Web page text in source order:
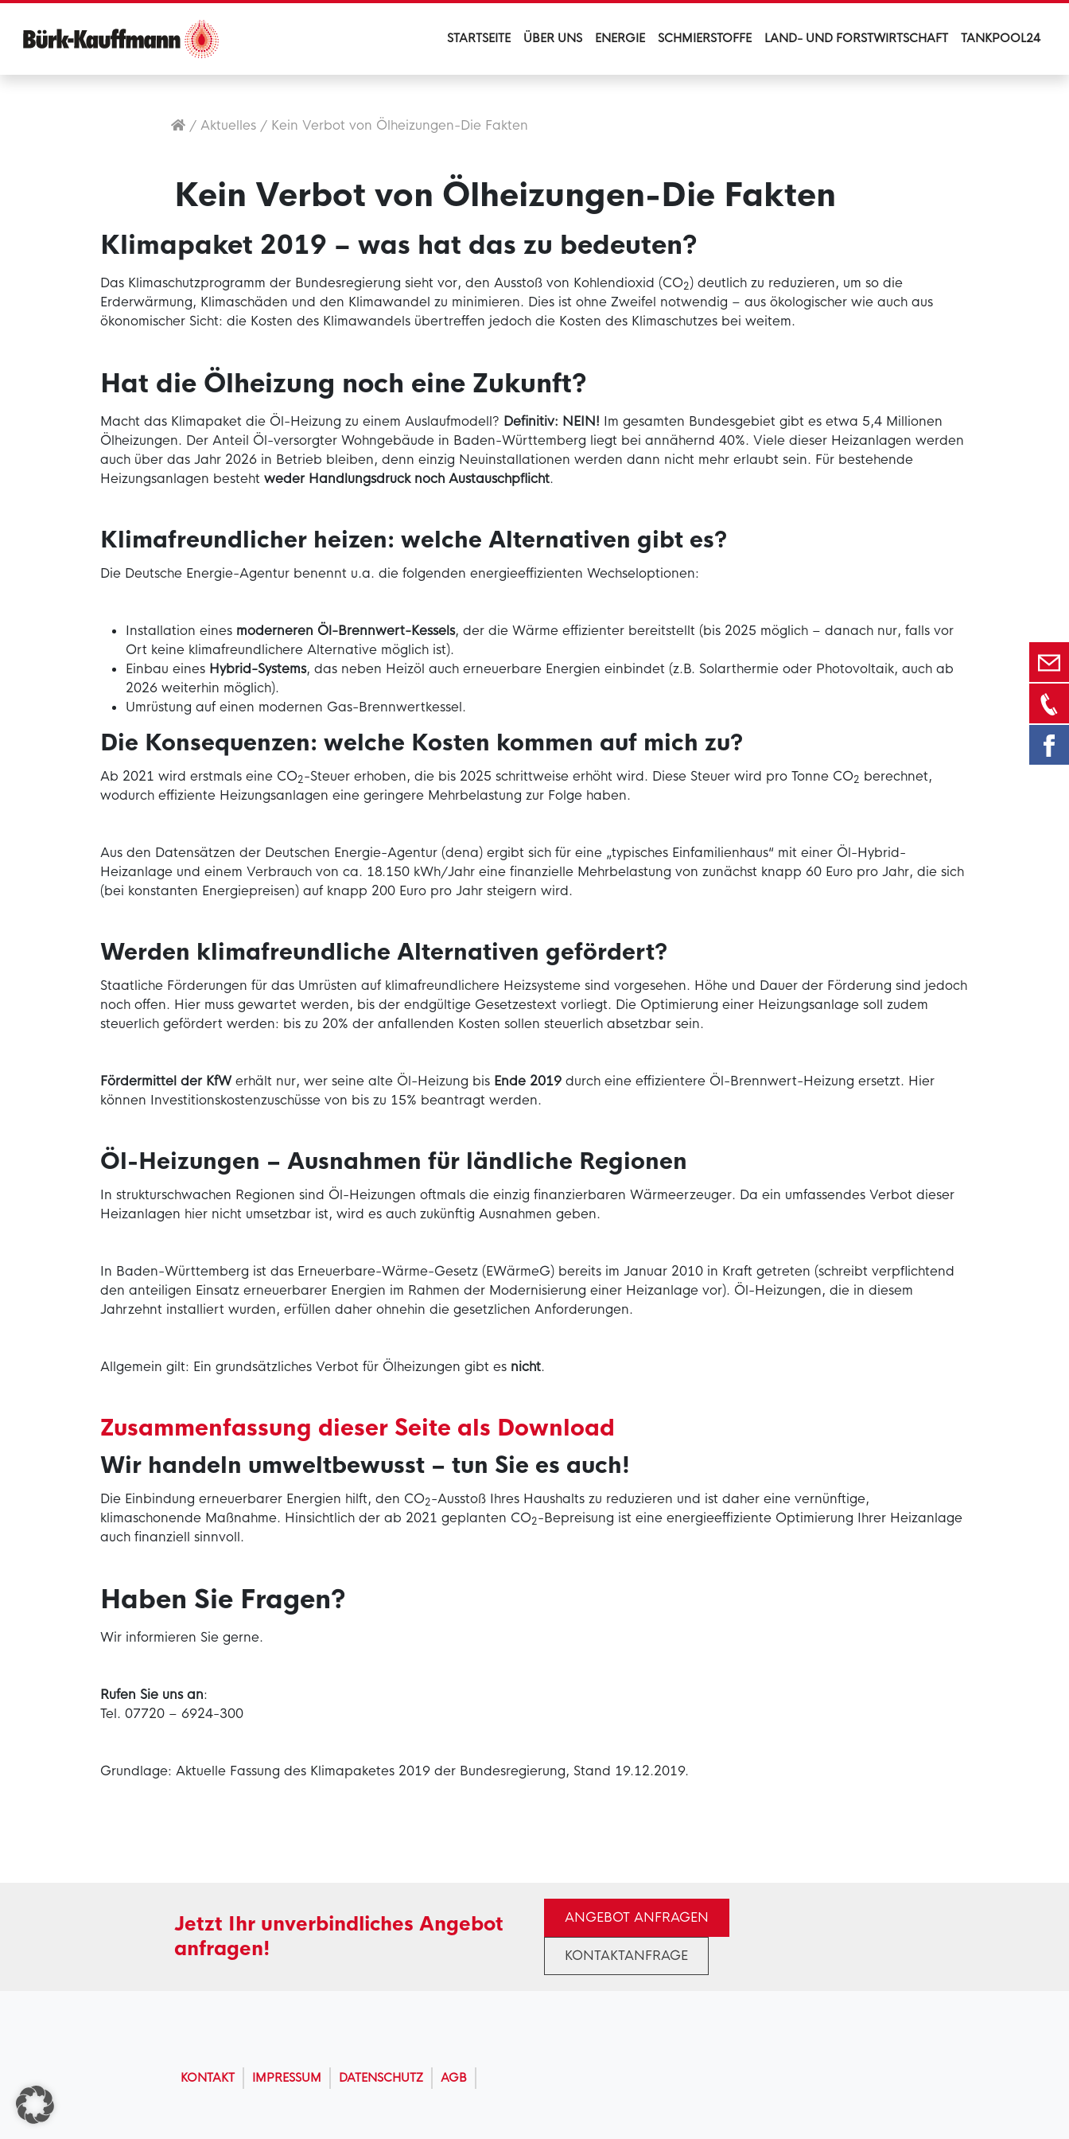
STARTSEITE ÜBER UNS ENERGIE SCHMIERSTOFFE LAND- UND FORSTWIRTSCHAFT TANKPOOL24
/Aktuelles / Kein Verbot von Ölheizungen-Die Fakten
Kein Verbot von Ölheizungen-Die Fakten
Klimapaket 2019 – was hat das zu bedeuten?
Das Klimaschutzprogramm der Bundesregierung sieht vor, den Ausstoß von Kohlendioxid (CO2) deutlich zu reduzieren, um so die
Erderwärmung, Klimaschäden und den Klimawandel zu minimieren. Dies ist ohne Zweifel notwendig – aus ökologischer wie auch aus
ökonomischer Sicht: die Kosten des Klimawandels übertreffen jedoch die Kosten des Klimaschutzes bei weitem.
Hat die Ölheizung noch eine Zukunft?
Macht das Klimapaket die Öl-Heizung zu einem Auslaufmodell? Definitiv: NEIN! Im gesamten Bundesgebiet gibt es etwa 5,4 Millionen
Ölheizungen. Der Anteil Öl-versorgter Wohngebäude in Baden-Württemberg liegt bei annähernd 40%. Viele dieser Heizanlagen werden
auch über das Jahr 2026 in Betrieb bleiben, denn einzig Neuinstallationen werden dann nicht mehr erlaubt sein. Für bestehende
Heizungsanlagen besteht weder Handlungsdruck noch Austauschpflicht.
Klimafreundlicher heizen: welche Alternativen gibt es?
Die Deutsche Energie-Agentur benennt u.a. die folgenden energieeffizienten Wechseloptionen:
Installation eines moderneren Öl-Brennwert-Kessels, der die Wärme effizienter bereitstellt (bis 2025 möglich – danach nur, falls vor
Ort keine klimafreundlichere Alternative möglich ist).
Einbau eines Hybrid-Systems, das neben Heizöl auch erneuerbare Energien einbindet (z.B. Solarthermie oder Photovoltaik, auch ab
2026 weiterhin möglich).
Umrüstung auf einen modernen Gas-Brennwertkessel.
Die Konsequenzen: welche Kosten kommen auf mich zu?
Ab 2021 wird erstmals eine CO2-Steuer erhoben, die bis 2025 schrittweise erhöht wird. Diese Steuer wird pro Tonne CO2 berechnet,
wodurch effiziente Heizungsanlagen eine geringere Mehrbelastung zur Folge haben.
Aus den Datensätzen der Deutschen Energie-Agentur (dena) ergibt sich für eine „typisches Einfamilienhaus“ mit einer Öl-Hybrid-
Heizanlage und einem Verbrauch von ca. 18.150 kWh/Jahr eine finanzielle Mehrbelastung von zunächst knapp 60 Euro pro Jahr, die sich
(bei konstanten Energiepreisen) auf knapp 200 Euro pro Jahr steigern wird.
Werden klimafreundliche Alternativen gefördert?
Staatliche Förderungen für das Umrüsten auf klimafreundlichere Heizsysteme sind vorgesehen. Höhe und Dauer der Förderung sind jedoch
noch offen. Hier muss gewartet werden, bis der endgültige Gesetzestext vorliegt. Die Optimierung einer Heizungsanlage soll zudem
steuerlich gefördert werden: bis zu 20% der anfallenden Kosten sollen steuerlich absetzbar sein.
Fördermittel der KfWerhält nur, wer seine alte Öl-Heizung bis Ende 2019 durch eine effizientere Öl-Brennwert-Heizung ersetzt. Hier
können Investitionskostenzuschüsse von bis zu 15% beantragt werden.
Öl-Heizungen ­– Ausnahmen für ländliche Regionen
In strukturschwachen Regionen sind Öl-Heizungen oftmals die einzig finanzierbaren Wärmeerzeuger. Da ein umfassendes Verbot dieser
Heizanlagen hier nicht umsetzbar ist, wird es auch zukünftig Ausnahmen geben.
In Baden-Württemberg ist das Erneuerbare-Wärme-Gesetz (EWärmeG) bereits im Januar 2010 in Kraft getreten (schreibt verpflichtend
den anteiligen Einsatz erneuerbarer Energien im Rahmen der Modernisierung einer Heizanlage vor). Öl-Heizungen, die in diesem
Jahrzehnt installiert wurden, erfüllen daher ohnehin die gesetzlichen Anforderungen.
Allgemein gilt: Ein grundsätzliches Verbot für Ölheizungen gibt es nicht.
Zusammenfassung dieser Seite als Download
Wir handeln umweltbewusst – tun Sie es auch!
Die Einbindung erneuerbarer Energien hilft, den CO2-Ausstoß Ihres Haushalts zu reduzieren und ist daher eine vernünftige,
klimaschonende Maßnahme. Hinsichtlich der ab 2021 geplanten CO2-Bepreisung ist eine energieeffiziente Optimierung Ihrer Heizanlage
auch finanziell sinnvoll.
Haben Sie Fragen?
Wir informieren Sie gerne.
Rufen Sie uns an:
Tel. 07720 – 6924-300
Grundlage: Aktuelle Fassung des Klimapaketes 2019 der Bundesregierung, Stand 19.12.2019.
Jetzt Ihr unverbindliches Angebot
anfragen!
ANGEBOT ANFRAGEN
KONTAKTANFRAGE
KONTAKT IMPRESSUM DATENSCHUTZ AGB